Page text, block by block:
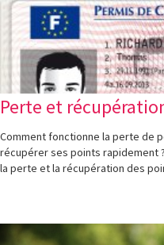
Perte et
Comment fonctionne la perte de
récupérer ses points rapidement
la perte et la récupération des